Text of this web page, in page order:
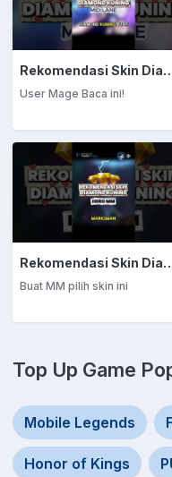
Rekomendasi Skin
User Mage Baca ini!
Rekomendasi Skin
Buat MM pilih skin ini
Top Up Game
Mobile Legends
Honor of Kings